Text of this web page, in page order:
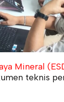
Mineral
teknis